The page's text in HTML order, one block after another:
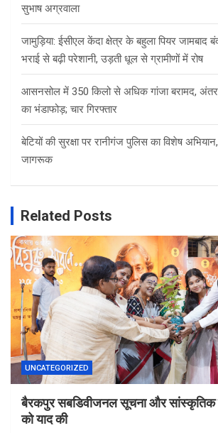
सुभाष अग्रवाला
जामुड़िया: ईसीएल केंदा क्षेत्र के बहुला पियर जामबाद
भराई से बढ़ी परेशानी, उड़ती धूल से ग्रामीणों में रोष
आसनसोल में 350 किलो से अधिक गांजा बरामद,
का भंडाफोड़; चार गिरफ्तार
बेटियों की सुरक्षा पर रानीगंज पुलिस का विशेष
जागरूक
Related Posts
UNCATEGORIZED
बैरकपुर सबडिवीजनल सूचना और सांस्कृतिक
को याद की